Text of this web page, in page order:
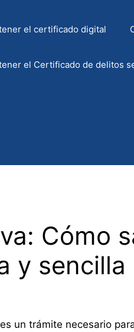
el certificado digital
el Certificado de delitos
Cómo
y sencilla
es un trámite necesario